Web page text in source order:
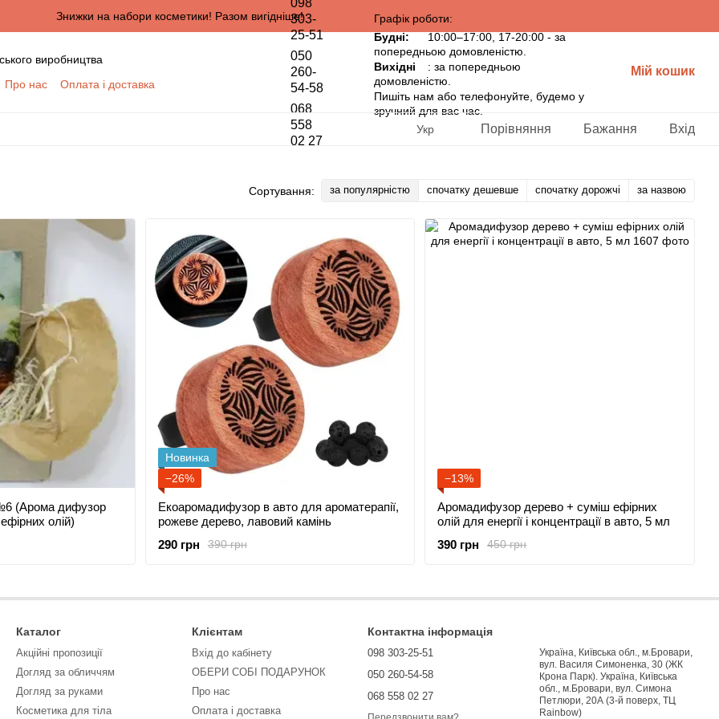
Знижки на набори косметики! Разом вигідніше!
виробництва
Про нас
Оплата і доставка
098
303-
25-51
050
260-
54-58
068
558
02 27
Графік роботи:
Будні:
10:00–17:00, 17-20:00 - за
попередньою домовленістю.
Вихідні
: за попередньою
домовленістю.
Пишіть нам або телефонуйте, будемо у
зручний для вас час.
Мій кошик
Укр Порівняння Бажання Вхід
Сортування: за популярністю спочатку дешевше спочатку дорожчі за назвою
(Арома дифузор
олій)
Новинка
−26%
Екоаромадифузор в авто для ароматерапії,
рожеве дерево, лавовий камінь
390 грн
290 грн
−13%
Аромадифузор дерево + суміш ефірних
олій для енергії і концентрації в авто, 5 мл
450 грн
390 грн
Каталог
Акційні пропозиції
Догляд за обличчям
Догляд за руками
Косметика для тіла
Клієнтам
Вхід до кабінету
ОБЕРИ СОБІ ПОДАРУНОК
Про нас
Оплата і доставка
Контактна інформація
098 303-25-51
050 260-54-58
068 558 02 27
Україна, Київська обл., м.Бровари,
вул. Василя Симоненка, 30 (ЖК
Крона Парк). Україна, Київська
обл., м.Бровари, вул. Симона
Петлюри, 20А (3-й поверх, ТЦ
Rainbow)